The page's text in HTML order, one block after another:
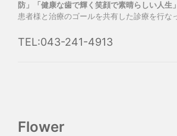
防」「健康な歯で輝く笑顔で素晴らしい人生」
患者様と治療のゴールを共有した診療を行な
TEL:043-241-4913
Flower